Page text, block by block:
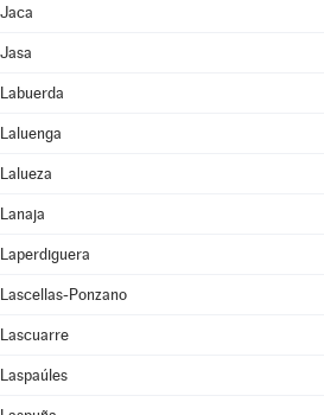
Jaca
Jasa
Labuerda
Laluenga
Lalueza
Lanaja
Laperdiguera
Lascellas-Ponzano
Lascuarre
Laspaúles